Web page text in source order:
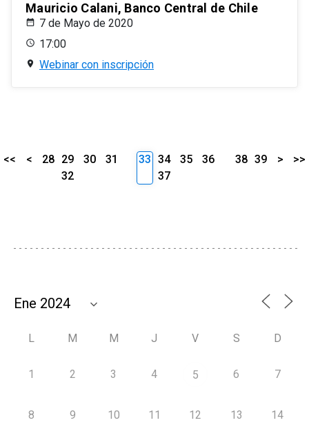
Mauricio Calani, Banco Central de Chile
7 de Mayo de 2020
17:00
Webinar con inscripción
<< < 28 29 30
31
32
33 34 35
36
37
38 39 > >>
L M M J V S D
1 2 3 4 5 6 7
8 9 10 11 12 13 14